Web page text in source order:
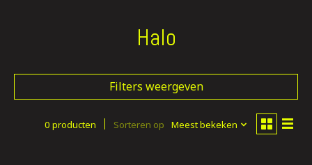
Halo
Filters weergeven
0 producten Sorteren op Meest bekeken